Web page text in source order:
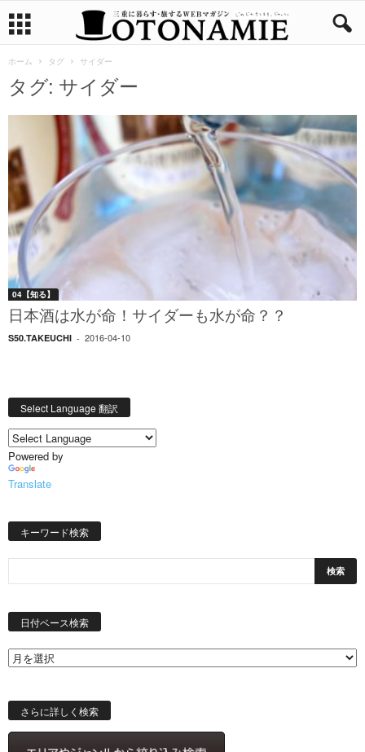
ホーム タグ サイダー
タグ: サイダー
04【知る】
日本酒は水が命！サイダーも水が命？？
S50.TAKEUCHI - 2016-04-10
Select Language 翻訳
Powered by
Translate
キーワード検索
日付ベース検索
さらに詳しく検索